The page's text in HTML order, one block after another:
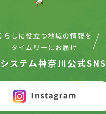
ステム神奈川公式SNS